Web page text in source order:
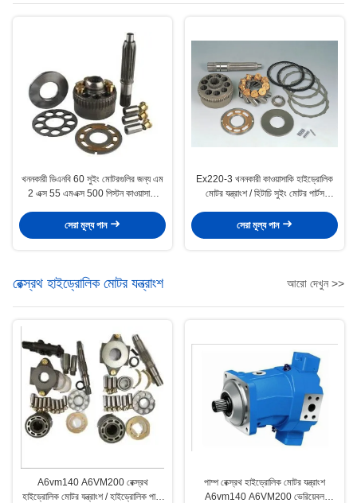
খননকারী ডিএনবি 60 সুইং মোটরগুলির জন্য এম
2 এক্স 55 এমএক্স 500 পিস্টন কাওয়াসাকি
সেরা মূল্য পান
Ex220-3 খননকারী কাওয়াসাকি হাইড্রোলিক
মোটর যন্ত্রাংশ / হিটাচি সুইং মোটর পার্টস
সেরা মূল্য পান
রেক্স্রথ হাইড্রোলিক মোটর যন্ত্রাংশ আরো দেখুন >>
A6vm140 A6VM200 রেক্স্রথ
হাইড্রোলিক মোটর যন্ত্রাংশ / হাইড্রোলিক পাম্প
পাম্প রেক্স্রথ হাইড্রোলিক মোটর যন্ত্রাংশ
A6vm140 A6VM200 ভেরিয়েবল